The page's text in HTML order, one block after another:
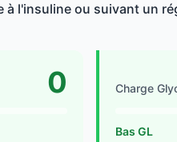
l'insuline ou suivant un
0 Charge
Bas GL